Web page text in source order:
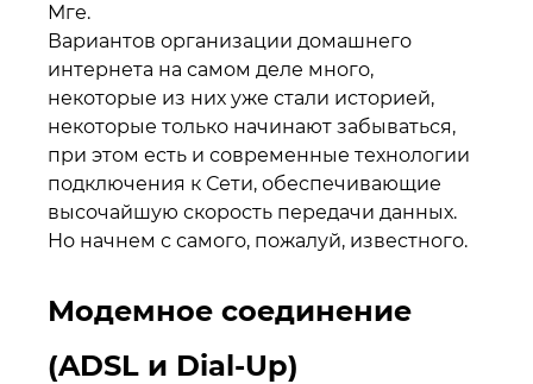
Мге.
Вариантов организации домашнего
интернета на самом деле много,
некоторые из них уже стали историей,
некоторые только начинают забываться,
при этом есть и современные технологии
подключения к Сети, обеспечивающие
высочайшую скорость передачи данных.
Но начнем с самого, пожалуй, известного.
Модемное соединение
(ADSL и Dial-Up)